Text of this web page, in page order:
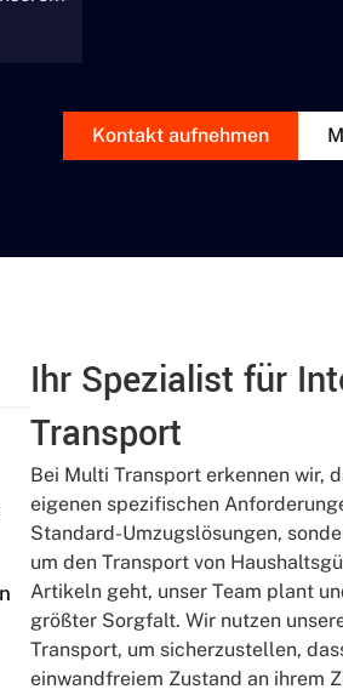
Kontakt aufnehmen
Ihr Spezialist für
Transport
Bei Multi Transport erkennen wir,
eigenen spezifischen
Standard-Umzugslösungen,
um den Transport von
Artikeln geht, unser Team plant
größter Sorgfalt. Wir nutzen
Transport, um sicherzustellen,
einwandfreiem Zustand an ihrem